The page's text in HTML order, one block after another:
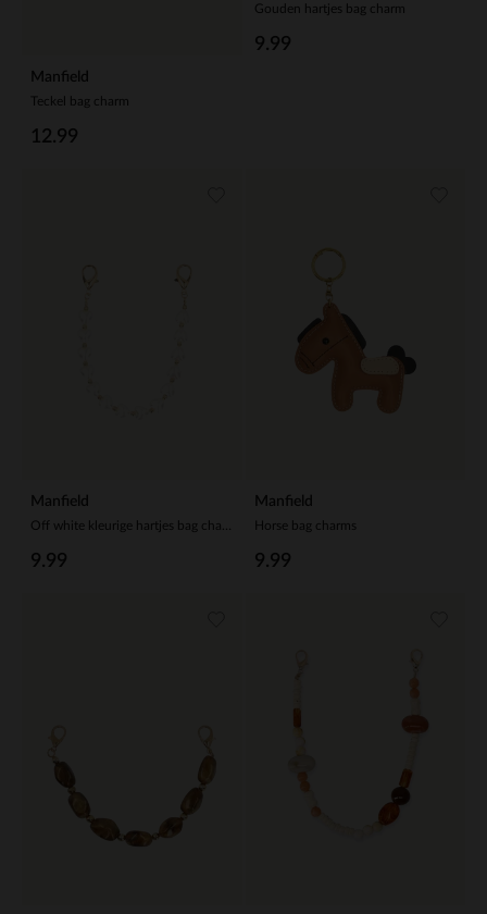
Manfield
Teckel bag charm
12.99
Gouden hartjes bag charm
9.99
Manfield
9.99
Manfield
Horse bag charms
9.99